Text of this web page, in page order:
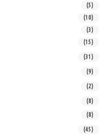
(5)
(10)
(3)
(15)
(31)
(9)
(2)
(8)
(8)
(45)